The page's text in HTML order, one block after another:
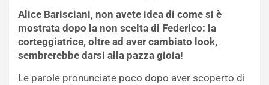
Alice Barisciani, non avete idea di come si è
mostrata dopo la non scelta di Federico: la
corteggiatrice, oltre ad aver cambiato look,
sembrerebbe darsi alla pazza gioia!
Le parole pronunciate poco dopo aver scoperto di